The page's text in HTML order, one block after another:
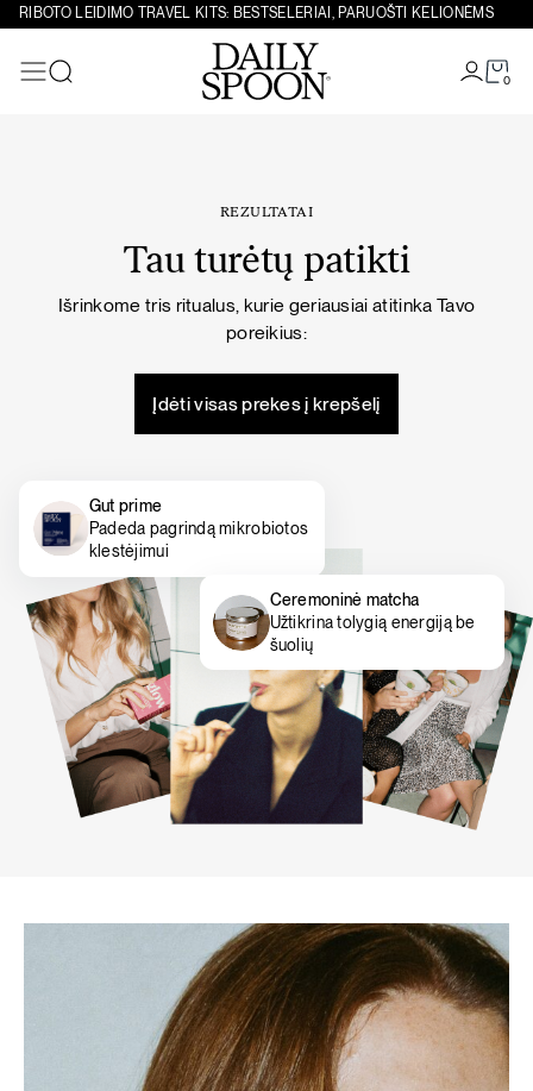
Eiti prie turinio
RIBOTO LEIDIMO TRAVEL KITS: BESTSELERIAI, PARUOŠTI KELIONĖMS
0
REZULTATAI
Tau turėtų patikti
Išrinkome tris ritualus, kurie geriausiai atitinka Tavo
poreikius:
Įdėti visas prekes į krepšelį
Gut prime
Padeda pagrindą mikrobiotos
klestėjimui
Ceremoninė matcha
Užtikrina tolygią energiją be
šuolių